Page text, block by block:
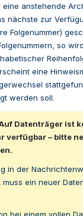
anstehende
nächste zur
Folgenummer)
so
eine
werden soll.
Datenträger ist
verfügbar – bitte
in der
muss ein neuer